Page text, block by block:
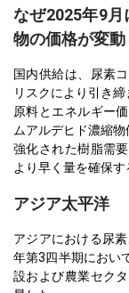
なぜ2025年9
物の価格が変
国内供給は、尿素
リスクにより引き締
原料とエネルギー
ムアルデヒド濃縮物
強化された樹脂需
より早く量を確保す
アジア太平洋
アジアにおける尿
年第3四半期におい
設および農業セク